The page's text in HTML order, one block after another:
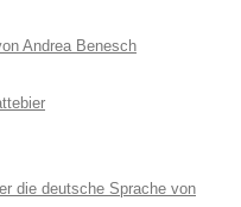
Andrea Benesch
die deutsche Sprache von